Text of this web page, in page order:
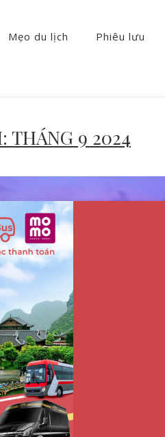
Mẹo du lịch Phiêu lưu
THÁNG 9 2024